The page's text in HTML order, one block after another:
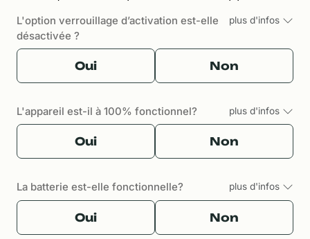
L'option verrouillage d’activation est-elle
désactivée ?
plus d'infos
Oui Non
L'appareil est-il à 100% fonctionnel? plus d'infos
Oui Non
La batterie est-elle fonctionnelle? plus d'infos
Oui Non